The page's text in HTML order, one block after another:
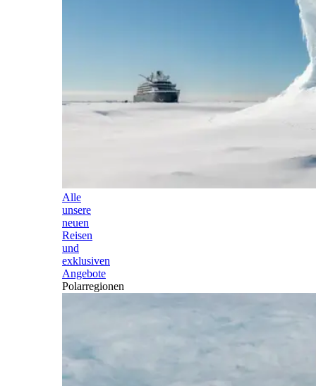
Alle
unsere
neuen
Reisen
und
exklusiven
Angebote
Polarregionen